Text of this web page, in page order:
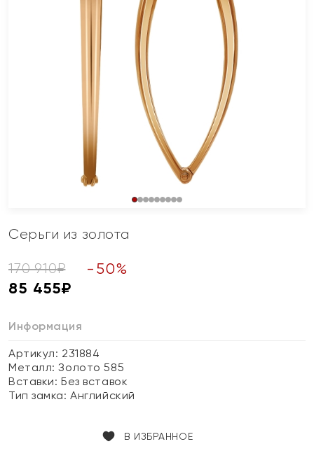
Серьги из золота
170 910₽ - 50%
85 455₽
Информация
Артикул: 231884
Металл:Золото 585
Вставки:Без вставок
Тип замка:Английский
В ИЗБРАННОЕ